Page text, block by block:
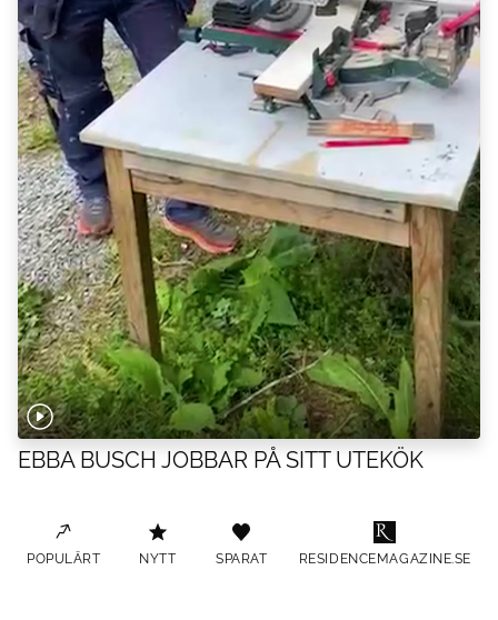
EBBA BUSCH JOBBAR PÅ SITT UTEKÖK
POPULÄRT NYTT SPARAT RESIDENCEMAGAZINE.SE